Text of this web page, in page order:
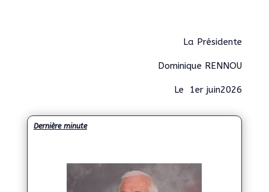
La Présidente
Dominique RENNOU
Le 1er juin2026
Dernière minute